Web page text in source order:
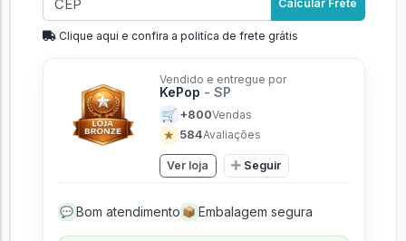
Calcular Frete
Clique aqui e confira a politíca de frete grátis
Vendido e entregue por
KePop - SP
🛒 +800Vendas
★ 584Avaliações
Ver loja Seguir
💬 Bom atendimento 📦 Embalagem segura